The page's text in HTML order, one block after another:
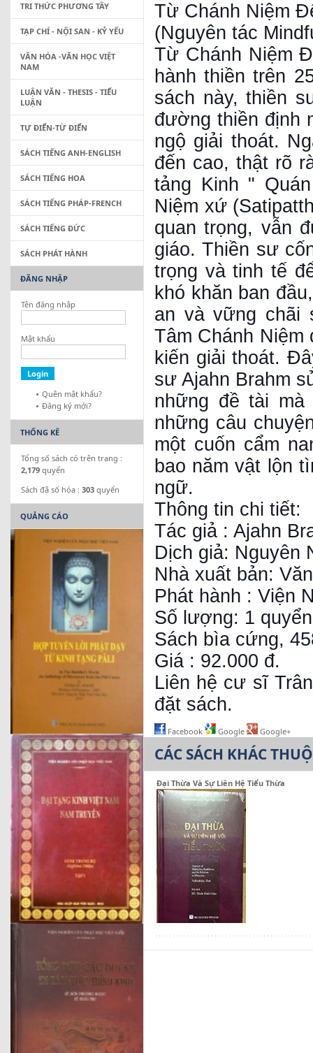
Từ Chánh Niệm
(Nguyên tác
Từ Chánh Niệm
hành thiền trên
sách này, thiền
đường thiền định
ngộ giải thoát.
đến cao, thật rõ
tảng Kinh "
Niệm xứ
quan trọng, vẫn
giáo. Thiền sư
trọng và tinh tế
khó khăn ban
an và vững chãi
Tâm Chánh
kiến giải thoát.
sư Ajahn Brahm
những đề tài
những câu
một cuốn cẩm
bao năm vật lộn
ngữ.
Thông tin chi tiết:
Tác giả : Ajahn
Dịch giả: Nguyên
Nhà xuất bản:
Phát hành : Viện
Số lượng: 1
Sách bìa cứng,
Giá : 92.000 đ.
Liên hệ cư sĩ
đặt sách.
Facebook Google Google+
CÁC SÁCH KHÁC
Đại Thừa Và Sự Liên Hệ Tiểu Thừa
TRI THỨC PHƯƠNG TÂY
TẠP CHÍ - NỘI SAN - KỶ YẾU
VĂN HÓA -VĂN HỌC VIỆT
NAM
LUẬN VĂN - THESIS - TIỂU
LUẬN
TỰ ĐIỂN-TỪ ĐIỂN
SÁCH TIẾNG ANH-ENGLISH
SÁCH TIẾNG HOA
SÁCH TIẾNG PHÁP-FRENCH
SÁCH TIẾNG ĐỨC
SÁCH PHÁT HÀNH
ĐĂNG NHẬP
Tên đăng nhập
Mật khẩu
Quên mật khẩu?
Đăng ký mới?
THỐNG KÊ
Tổng số sách có trên trang :
2,179 quyển
Sách đã số hóa : 303 quyển
QUẢNG CÁO